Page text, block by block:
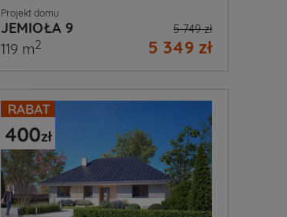
Projekt domu
JEMIOŁA 9 5 749 zł
5 349 zł
119 m2